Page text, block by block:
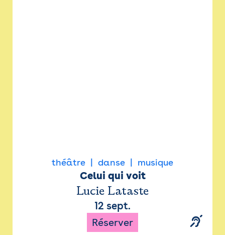
théâtre danse musique
Celui qui voit
Lucie Lataste
12 sept.
Réserver